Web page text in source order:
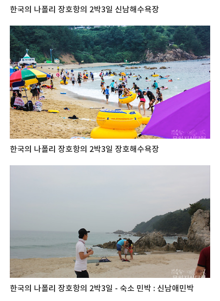
한국의 나폴리 장호항의 2박3일 신남해수욕장
한국의 나폴리 장호항의 2박3일 장호해수욕장
한국의 나폴리 장호항의 2박3일 - 숙소 민박 : 신남애민박